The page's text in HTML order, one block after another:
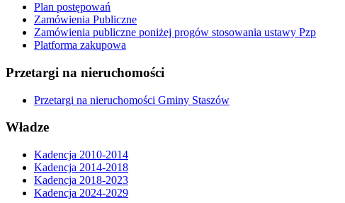
Plan postępowań
Zamówienia Publiczne
Zamówienia publiczne poniżej progów stosowania ustawy Pzp
Platforma zakupowa
Przetargi na nieruchomości
Przetargi na nieruchomości Gminy Staszów
Władze
Kadencja 2010-2014
Kadencja 2014-2018
Kadencja 2018-2023
Kadencja 2024-2029